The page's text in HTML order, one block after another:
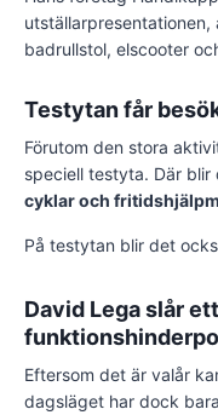
badrullstol, elscooter
Testytan får
Förutom den stora
speciell testyta. Där
cyklar och
På testytan blir det
David Lega slår
Eftersom det är valår
dagsläget har dock bara